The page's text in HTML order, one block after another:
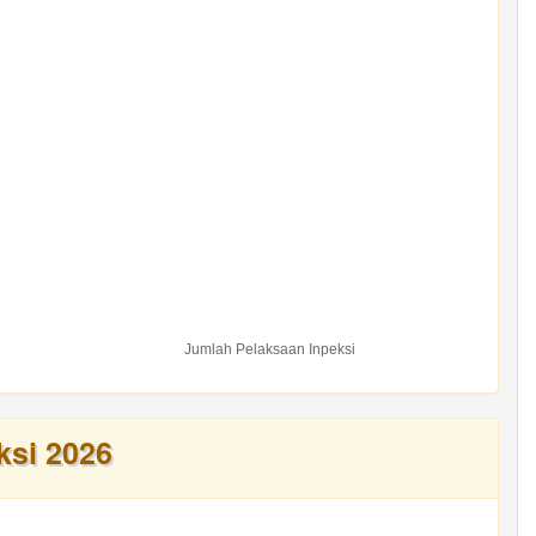
Jumlah Pelaksaan Inpeksi
2026